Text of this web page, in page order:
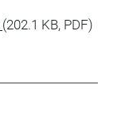
(202.1 KB, PDF)